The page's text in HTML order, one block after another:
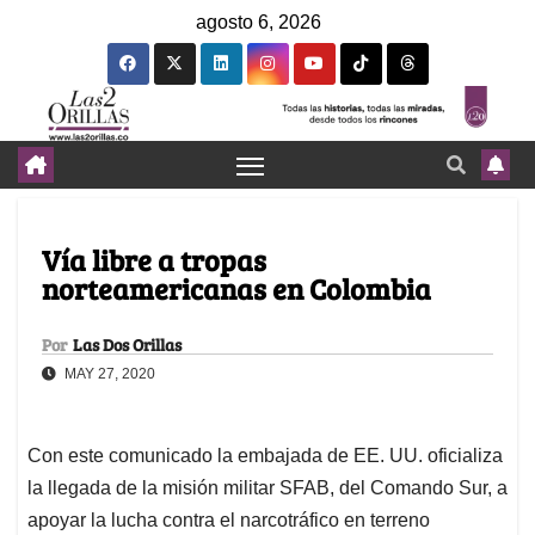
agosto 6, 2026
Vía libre a tropas
norteamericanas en Colombia
Por Las Dos Orillas
MAY 27, 2020
Con este comunicado la embajada de EE. UU. oficializa
la llegada de la misión militar SFAB, del Comando Sur, a
apoyar la lucha contra el narcotráfico en terreno